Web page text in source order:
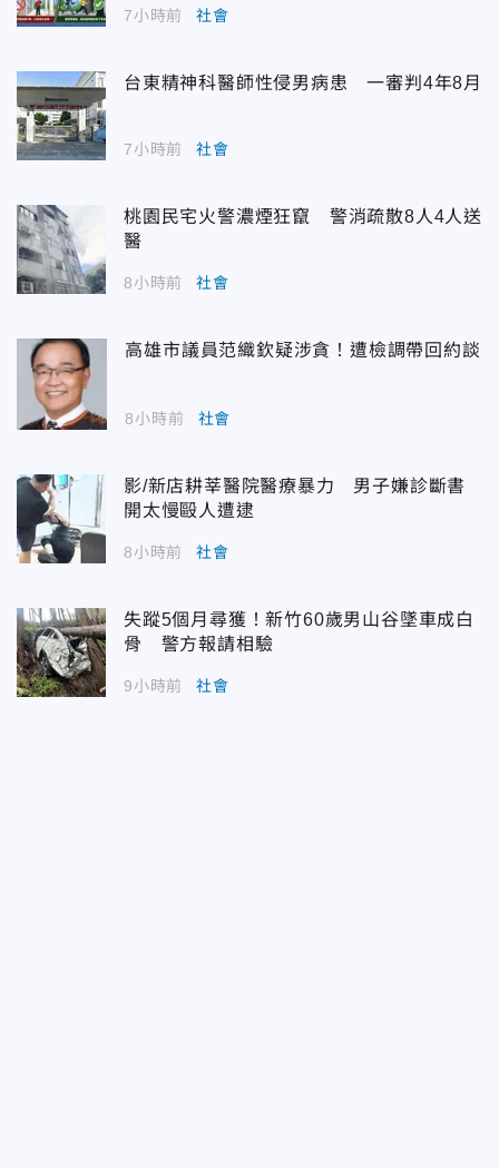
7小時前 社會
台東精神科醫師性侵男病患 一審判4年8月
7小時前 社會
桃園民宅火警濃煙狂竄 警消疏散8人4人送
醫
8小時前 社會
高雄市議員范織欽疑涉貪！遭檢調帶回約談
8小時前 社會
影/新店耕莘醫院醫療暴力 男子嫌診斷書
開太慢毆人遭逮
8小時前 社會
失蹤5個月尋獲！新竹60歲男山谷墜車成白
骨 警方報請相驗
9小時前 社會